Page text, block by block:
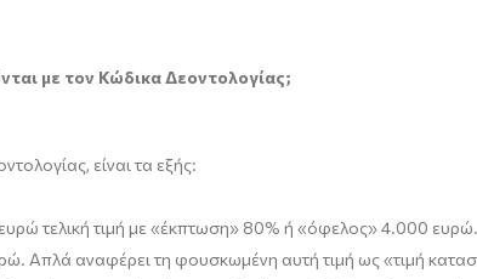
με τον Κώδικα Δεοντολογίας;
είναι τα εξής:
τελική τιμή με «έκπτωση» 80% ή «όφελος» 4.000 ευρώ.
Απλά αναφέρει τη φουσκωμένη αυτή τιμή ως «τιμή